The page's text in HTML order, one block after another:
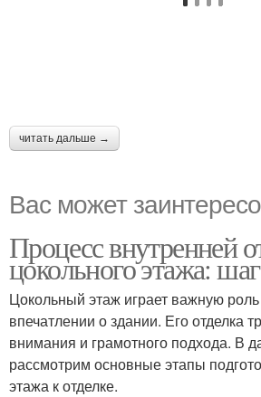
читать дальше →
Вас может
Процесс внутренней
цокольного этажа:
Цокольный этаж играет важную
впечатлении о здании. Его отделка
внимания и грамотного подхода. В
рассмотрим основные этапы
этажа к отделке.